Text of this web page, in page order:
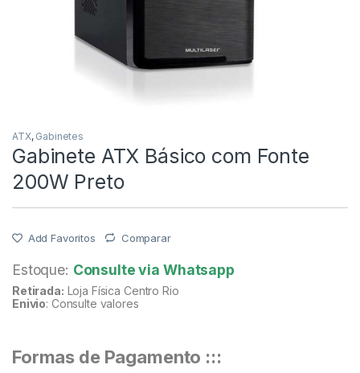
ATX, Gabinetes
Gabinete ATX Básico com Fonte
200W Preto
Add Favoritos Comparar
Estoque: Consulte via Whatsapp
Retirada: Loja Física Centro Rio
Enivio: Consulte valores
Formas de Pagamento :::